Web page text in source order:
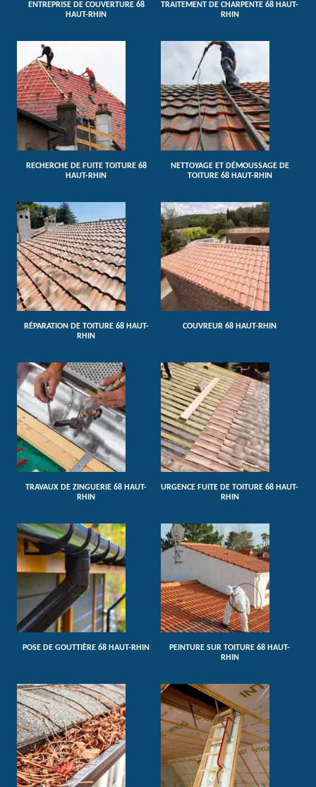
ENTREPRISE DE COUVERTURE 68
HAUT-RHIN
TRAITEMENT DE CHARPENTE 68 HAUT-
RHIN
RECHERCHE DE FUITE TOITURE 68
HAUT-RHIN
NETTOYAGE ET DÉMOUSSAGE DE
TOITURE 68 HAUT-RHIN
RÉPARATION DE TOITURE 68 HAUT-
RHIN
COUVREUR 68 HAUT-RHIN
TRAVAUX DE ZINGUERIE 68 HAUT-
RHIN
URGENCE FUITE DE TOITURE 68 HAUT-
RHIN
POSE DE GOUTTIÈRE 68 HAUT-RHIN
PEINTURE SUR TOITURE 68 HAUT-
RHIN